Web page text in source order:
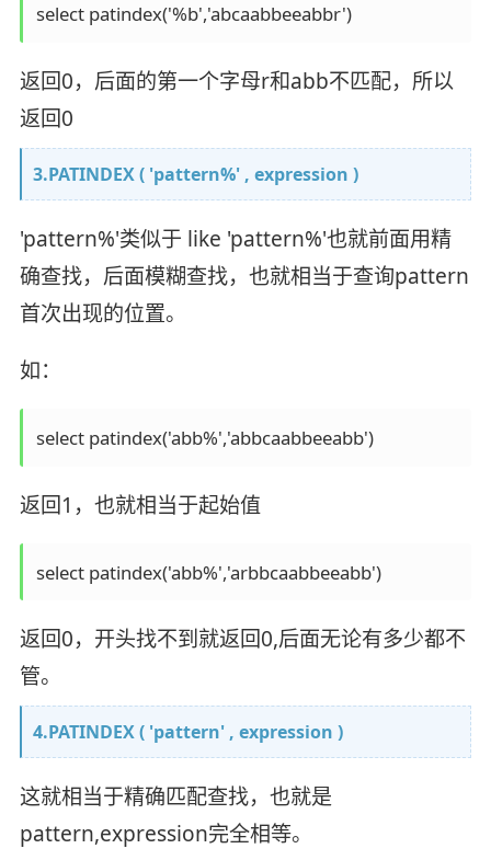
select patindex('%b','abcaabbeeabbr')
返回0，后面的第一个字母r和abb不匹配，所以
返回0
3.PATINDEX ( 'pattern%' , expression )
'pattern%'类似于 like 'pattern%'也就前面用精
确查找，后面模糊查找，也就相当于查询pattern
首次出现的位置。
如：
select patindex('abb%','abbcaabbeeabb')
返回1，也就相当于起始值
select patindex('abb%','arbbcaabbeeabb')
返回0，开头找不到就返回0,后面无论有多少都不
管。
4.PATINDEX ( 'pattern' , expression )
这就相当于精确匹配查找，也就是
pattern,expression完全相等。